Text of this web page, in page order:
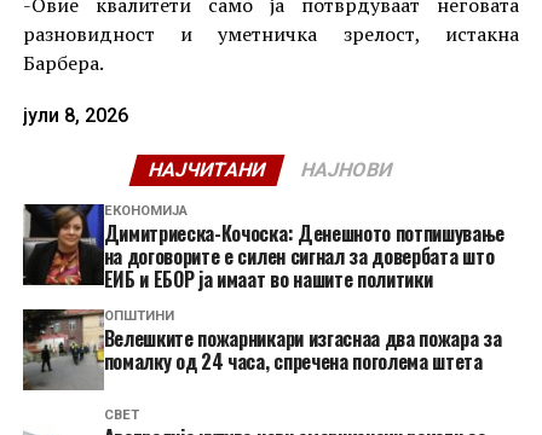
разновидност и уметничка зрелост, истакна
Барбера.
јули 8, 2026
НАЈЧИТАНИ НАЈНОВИ
ЕКОНОМИЈА
Димитриеска-Кочоска: Денешното потпишување
на договорите е силен сигнал за довербата што
ЕИБ и ЕБОР ја имаат во нашите политики
ОПШТИНИ
Велешките пожарникари изгаснаа два пожара за
помалку од 24 часа, спречена поголема штета
СВЕТ